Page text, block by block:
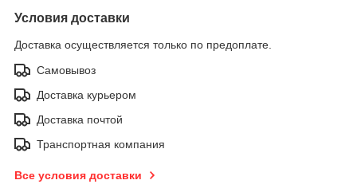
Условия доставки
Доставка осуществляется только по предоплате.
Самовывоз
Доставка курьером
Доставка почтой
Транспортная компания
Все условия доставки